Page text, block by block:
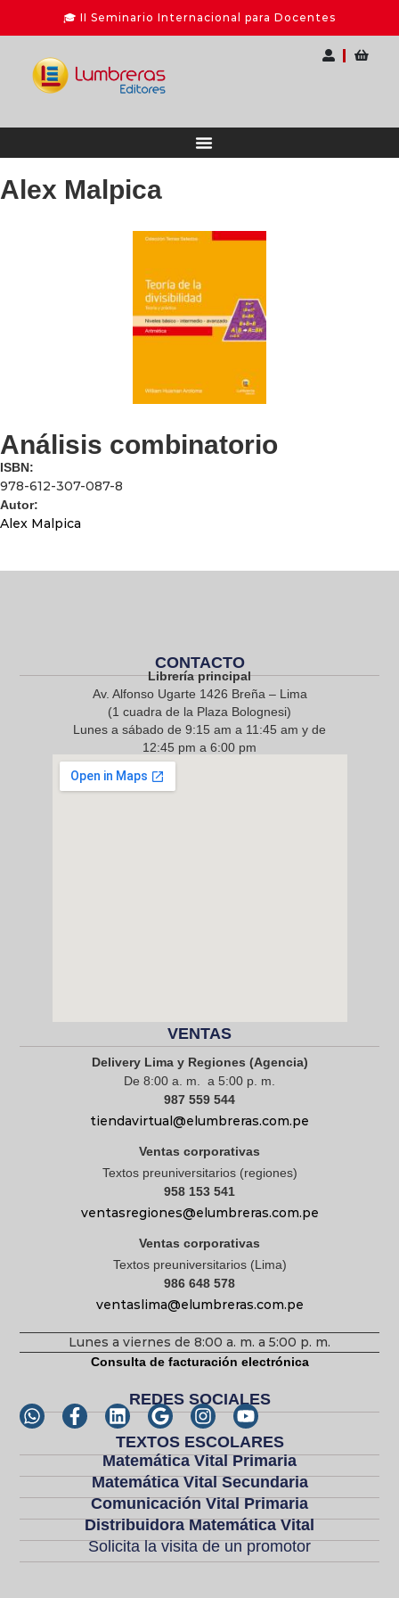
Alex Malpica
Análisis combinatorio
ISBN:
978-612-307-087-8
Autor:
Alex Malpica
CONTACTO
Librería principal
Av. Alfonso Ugarte 1426 Breña – Lima
(1 cuadra de la Plaza Bolognesi)
Lunes a sábado de 9:15 am a 11:45 am y de
12:45 pm a 6:00 pm
968 217 912
VENTAS
Delivery Lima y Regiones (Agencia)
De 8:00 a. m. a 5:00 p. m.
987 559 544
tiendavirtual@elumbreras.com.pe
Ventas corporativas
Textos preuniversitarios (regiones)
958 153 541
ventasregiones@elumbreras.com.pe
Ventas corporativas
Textos preuniversitarios (Lima)
986 648 578
ventaslima@elumbreras.com.pe
Lunes a viernes de 8:00 a. m. a 5:00 p. m.
Consulta de facturación electrónica
REDES SOCIALES
TEXTOS ESCOLARES
Matemática Vital Primaria
Matemática Vital Secundaria
Comunicación Vital Primaria
Distribuidora Matemática Vital
Solicita la visita de un promotor